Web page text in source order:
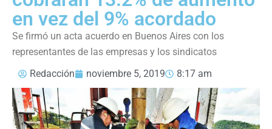
en vez del 9% acordado
Se firmó un acta acuerdo en Buenos Aires con los
representantes de las empresas y los sindicatos
Redacción
noviembre 5, 2019 8:17 am